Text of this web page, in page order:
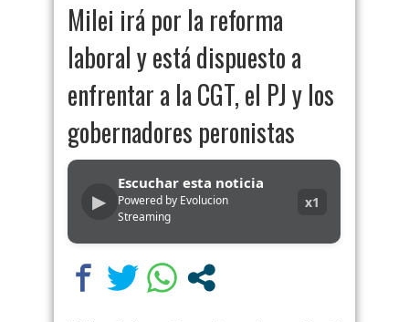
Milei irá por la reforma
laboral y está dispuesto a
enfrentar a la CGT, el PJ y los
gobernadores peronistas
▶
Escuchar esta noticia
Powered by Evolucion
Streaming
x1